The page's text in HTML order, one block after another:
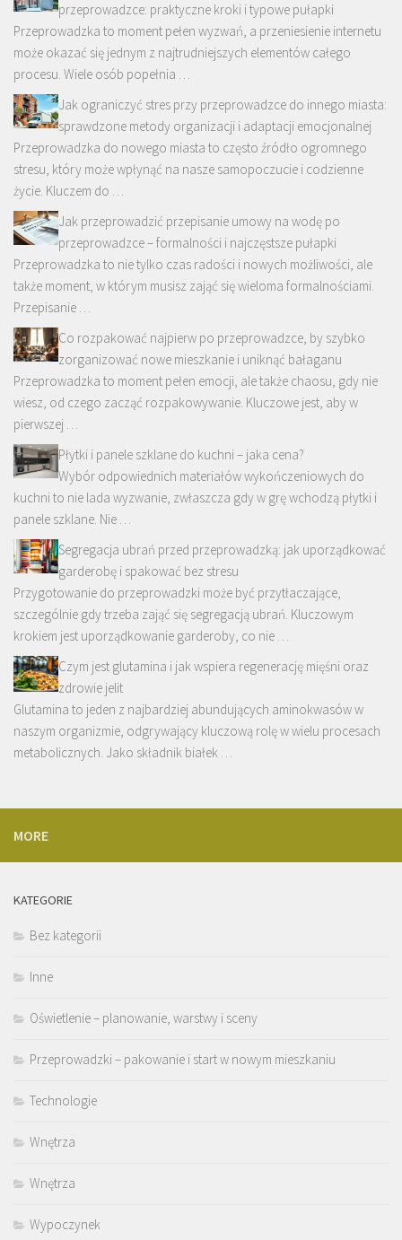
przeprowadzce: praktyczne kroki i typowe pułapki
Przeprowadzka to moment pełen wyzwań, a przeniesienie internetu
może okazać się jednym z najtrudniejszych elementów całego
procesu. Wiele osób popełnia …
Jak ograniczyć stres przy przeprowadzce do innego miasta:
sprawdzone metody organizacji i adaptacji emocjonalnej
Przeprowadzka do nowego miasta to często źródło ogromnego
stresu, który może wpłynąć na nasze samopoczucie i codzienne
życie. Kluczem do …
Jak przeprowadzić przepisanie umowy na wodę po
przeprowadzce – formalności i najczęstsze pułapki
Przeprowadzka to nie tylko czas radości i nowych możliwości, ale
także moment, w którym musisz zająć się wieloma formalnościami.
Przepisanie …
Co rozpakować najpierw po przeprowadzce, by szybko
zorganizować nowe mieszkanie i uniknąć bałaganu
Przeprowadzka to moment pełen emocji, ale także chaosu, gdy nie
wiesz, od czego zacząć rozpakowywanie. Kluczowe jest, aby w
pierwszej …
Płytki i panele szklane do kuchni – jaka cena?
Wybór odpowiednich materiałów wykończeniowych do
kuchni to nie lada wyzwanie, zwłaszcza gdy w grę wchodzą płytki i
panele szklane. Nie …
Segregacja ubrań przed przeprowadzką: jak uporządkować
garderobę i spakować bez stresu
Przygotowanie do przeprowadzki może być przytłaczające,
szczególnie gdy trzeba zająć się segregacją ubrań. Kluczowym
krokiem jest uporządkowanie garderoby, co nie …
Czym jest glutamina i jak wspiera regenerację mięśni oraz
zdrowie jelit
Glutamina to jeden z najbardziej abundujących aminokwasów w
naszym organizmie, odgrywający kluczową rolę w wielu procesach
metabolicznych. Jako składnik białek …
MORE
KATEGORIE
Bez kategorii
Inne
Oświetlenie – planowanie, warstwy i sceny
Przeprowadzki – pakowanie i start w nowym mieszkaniu
Technologie
Wnętrza
Wnętrza
Wypoczynek